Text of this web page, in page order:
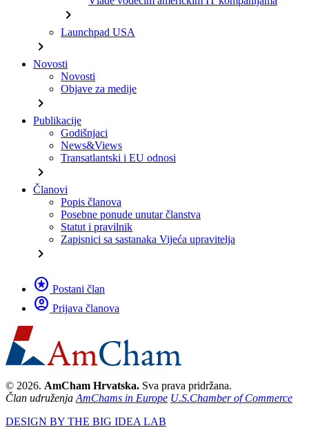
chevron_right
Launchpad USA
chevron_right
Novosti
Novosti
Objave za medije
chevron_right
Publikacije
Godišnjaci
News&Views
Transatlantski i EU odnosi
chevron_right
Članovi
Popis članova
Posebne ponude unutar članstva
Statut i pravilnik
Zapisnici sa sastanaka Vijeća upravitelja
chevron_right
stars Postani član
account_circle Prijava članova
© 2026. AmCham Hrvatska. Sva prava pridržana.
Član udruženja AmChams in Europe U.S.Chamber of Commerce
DESIGN BY THE BIG IDEA LAB